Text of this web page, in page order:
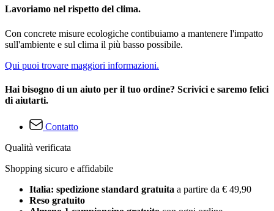
Lavoriamo nel rispetto del clima.
Con concrete misure ecologiche contibuiamo a mantenere l'impatto
sull'ambiente e sul clima il più basso possibile.
Qui puoi trovare maggiori informazioni.
Hai bisogno di un aiuto per il tuo ordine? Scrivici e saremo felici
di aiutarti.
Contatto
Qualità verificata
Shopping sicuro e affidabile
Italia: spedizione standard gratuita a partire da € 49,90
Reso gratuito